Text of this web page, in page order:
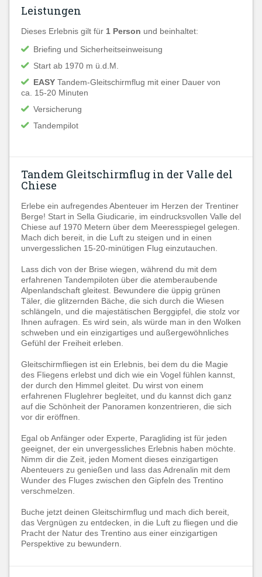
Leistungen
Dieses Erlebnis gilt für 1 Person und beinhaltet:
Briefing und Sicherheitseinweisung
Start ab 1970 m ü.d.M.
EASY Tandem-Gleitschirmflug mit einer Dauer von
ca. 15-20 Minuten
Versicherung
Tandempilot
Tandem Gleitschirmflug in der Valle del
Chiese
Erlebe ein aufregendes Abenteuer im Herzen der Trentiner
Berge! Start in Sella Giudicarie, im eindrucksvollen Valle del
Chiese auf 1970 Metern über dem Meeresspiegel gelegen.
Mach dich bereit, in die Luft zu steigen und in einen
unvergesslichen 15-20-minütigen Flug einzutauchen.
Lass dich von der Brise wiegen, während du mit dem
erfahrenen Tandempiloten über die atemberaubende
Alpenlandschaft gleitest. Bewundere die üppig grünen
Täler, die glitzernden Bäche, die sich durch die Wiesen
schlängeln, und die majestätischen Berggipfel, die stolz vor
Ihnen aufragen. Es wird sein, als würde man in den Wolken
schweben und ein einzigartiges und außergewöhnliches
Gefühl der Freiheit erleben.
Gleitschirmfliegen ist ein Erlebnis, bei dem du die Magie
des Fliegens erlebst und dich wie ein Vogel fühlen kannst,
der durch den Himmel gleitet. Du wirst von einem
erfahrenen Fluglehrer begleitet, und du kannst dich ganz
auf die Schönheit der Panoramen konzentrieren, die sich
vor dir eröffnen.
Egal ob Anfänger oder Experte, Paragliding ist für jeden
geeignet, der ein unvergessliches Erlebnis haben möchte.
Nimm dir die Zeit, jeden Moment dieses einzigartigen
Abenteuers zu genießen und lass das Adrenalin mit dem
Wunder des Fluges zwischen den Gipfeln des Trentino
verschmelzen.
Buche jetzt deinen Gleitschirmflug und mach dich bereit,
das Vergnügen zu entdecken, in die Luft zu fliegen und die
Pracht der Natur des Trentino aus einer einzigartigen
Perspektive zu bewundern.